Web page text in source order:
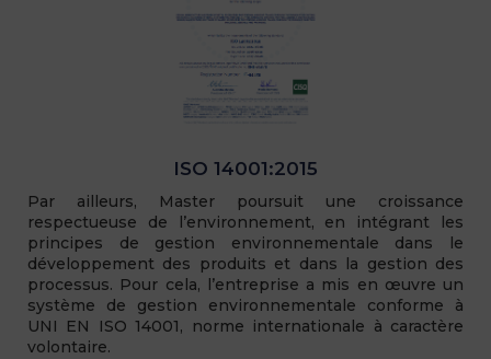
ISO 14001:2015
Par ailleurs, Master poursuit une croissance
respectueuse de l’environnement, en intégrant les
principes de gestion environnementale dans le
développement des produits et dans la gestion des
processus. Pour cela, l’entreprise a mis en œuvre un
système de gestion environnementale conforme à
UNI EN ISO 14001, norme internationale à caractère
volontaire.